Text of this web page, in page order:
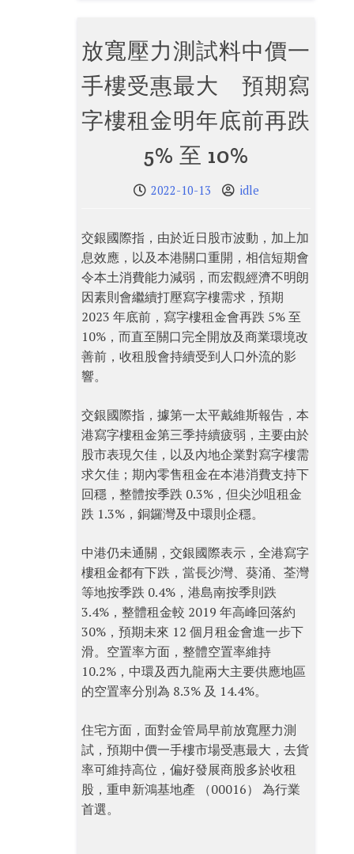
放寬壓力測試料中價一
手樓受惠最大 預期寫
字樓租金明年底前再跌
5% 至 10%
2022-10-13 idle
交銀國際指，由於近日股市波動，加上加
息效應，以及本港關口重開，相信短期會
令本土消費能力減弱，而宏觀經濟不明朗
因素則會繼續打壓寫字樓需求，預期
2023 年底前，寫字樓租金會再跌 5% 至
10%，而直至關口完全開放及商業環境改
善前，收租股會持續受到人口外流的影
響。
交銀國際指，據第一太平戴維斯報告，本
港寫字樓租金第三季持續疲弱，主要由於
股市表現欠佳，以及內地企業對寫字樓需
求欠佳；期內零售租金在本港消費支持下
回穩，整體按季跌 0.3%，但尖沙咀租金
跌 1.3%，銅鑼灣及中環則企穩。
中港仍未通關，交銀國際表示，全港寫字
樓租金都有下跌，當長沙灣、葵涌、荃灣
等地按季跌 0.4%，港島南按季則跌
3.4%，整體租金較 2019 年高峰回落約
30%，預期未來 12 個月租金會進一步下
滑。空置率方面，整體空置率維持
10.2%，中環及西九龍兩大主要供應地區
的空置率分別為 8.3% 及 14.4%。
住宅方面，面對金管局早前放寬壓力測
試，預期中價一手樓市場受惠最大，去貨
率可維持高位，偏好發展商股多於收租
股，重申新鴻基地產 （00016） 為行業
首選。